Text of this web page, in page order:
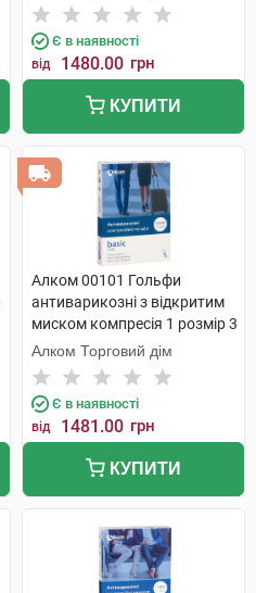
Є в наявності
від 1480.00 грн
КУПИТИ
Алком 00101 Гольфи
антиварикозні з відкритим
миском компресія 1 розмір 3
бежевий 1 пара
Алком Торговий дім
Є в наявності
від 1481.00 грн
КУПИТИ